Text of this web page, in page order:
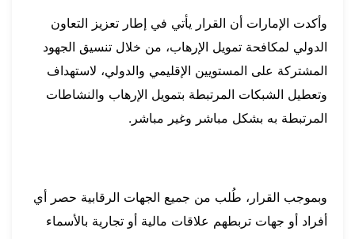
وأكدت الإمارات أن القرار يأتي في إطار تعزيز التعاون
الدولي لمكافحة تمويل الإرهاب، من خلال تنسيق الجهود
المشتركة على المستويين الإقليمي والدولي، لاستهداف
وتعطيل الشبكات المرتبطة بتمويل الإرهاب والنشاطات
المرتبطة به بشكل مباشر وغير مباشر.
وبموجب القرار، طُلب من جميع الجهات الرقابية حصر أي
أفراد أو جهات تربطهم علاقات مالية أو تجارية بالأسماء